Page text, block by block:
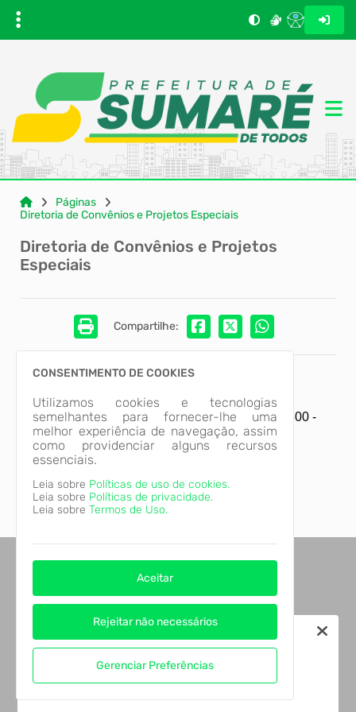
Páginas
Diretoria de Convênios e Projetos Especiais
Diretoria de Convênios e Projetos
Especiais
Compartilhe:
Endereço:Rua Antônio Pereira de Camargo, 300 -
Centro
Telefone:(19) 3399-5034
convenios@sumare.sp.gov.br
CONSENTIMENTO DE COOKIES
Utilizamos cookies e tecnologias
semelhantes para fornecer-lhe uma
melhor experiência de navegação, assim
como providenciar alguns recursos
essenciais.
Leia sobre Políticas de uso de cookies.
Leia sobre Políticas de privacidade.
Leia sobre Termos de Uso.
Aceitar
Rejeitar não necessários
Gerenciar Preferências